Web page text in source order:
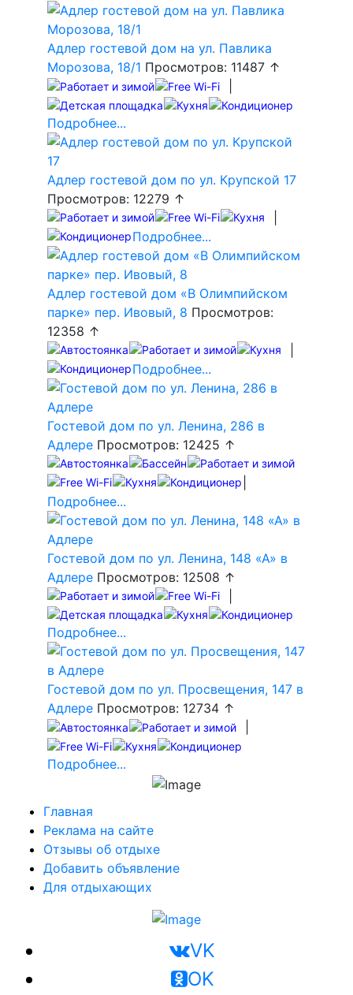
Адлер гостевой дом на ул. Павлика
Морозова, 18/1 Просмотров: 11487 ↑
Подробнее...
Адлер гостевой дом по ул. Крупской 17
Просмотров: 12279 ↑
Подробнее...
Адлер гостевой дом «В Олимпийском
парке» пер. Ивовый, 8 Просмотров:
12358 ↑
Подробнее...
Гостевой дом по ул. Ленина, 286 в
Адлере Просмотров: 12425 ↑
Подробнее...
Гостевой дом по ул. Ленина, 148 «А» в
Адлере Просмотров: 12508 ↑
Подробнее...
Гостевой дом по ул. Просвещения, 147 в
Адлере Просмотров: 12734 ↑
Подробнее...
Главная
Реклама на сайте
Отзывы об отдыхе
Добавить объявление
Для отдыхающих
VK
OK